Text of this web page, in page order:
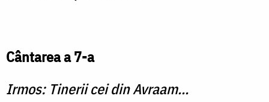
Cântarea a 7-a
Irmos: Tinerii cei din Avraam...